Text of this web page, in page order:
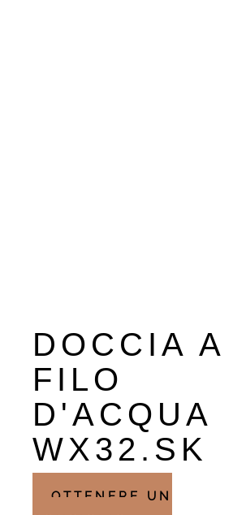
DOCCIA A
FILO
D'ACQUA
WX32.SK
OTTENERE UN